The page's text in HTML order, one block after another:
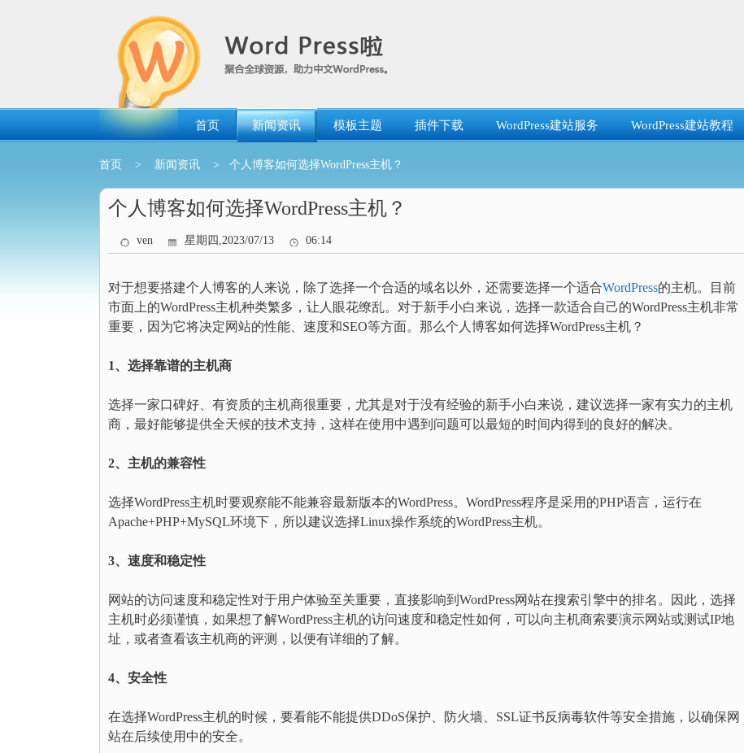
首页 新闻资讯 模板主题 插件下载 WordPress建站服务 WordPress建站教程
首页 > 新闻资讯 > 个人博客如何选择WordPress主机？
个人博客如何选择WordPress主机？
ven 星期四,2023/07/13 06:14
对于想要搭建个人博客的人来说，除了选择一个合适的域名以外，还需要选择一个适合WordPress的主机。目前
市面上的WordPress主机种类繁多，让人眼花缭乱。对于新手小白来说，选择一款适合自己的WordPress主机非常
重要，因为它将决定网站的性能、速度和SEO等方面。那么个人博客如何选择WordPress主机？
1、选择靠谱的主机商
选择一家口碑好、有资质的主机商很重要，尤其是对于没有经验的新手小白来说，建议选择一家有实力的主机
商，最好能够提供全天候的技术支持，这样在使用中遇到问题可以最短的时间内得到的良好的解决。
2、主机的兼容性
选择WordPress主机时要观察能不能兼容最新版本的WordPress。WordPress程序是采用的PHP语言，运行在
Apache+PHP+MySQL环境下，所以建议选择Linux操作系统的WordPress主机。
3、速度和稳定性
网站的访问速度和稳定性对于用户体验至关重要，直接影响到WordPress网站在搜索引擎中的排名。因此，选择
主机时必须谨慎，如果想了解WordPress主机的访问速度和稳定性如何，可以向主机商索要演示网站或测试IP地
址，或者查看该主机商的评测，以便有详细的了解。
4、安全性
在选择WordPress主机的时候，要看能不能提供DDoS保护、防火墙、SSL证书反病毒软件等安全措施，以确保网
站在后续使用中的安全。